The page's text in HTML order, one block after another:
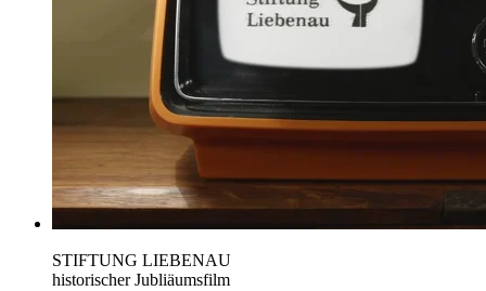
STIFTUNG LIEBENAU
historischer Jubliäumsfilm